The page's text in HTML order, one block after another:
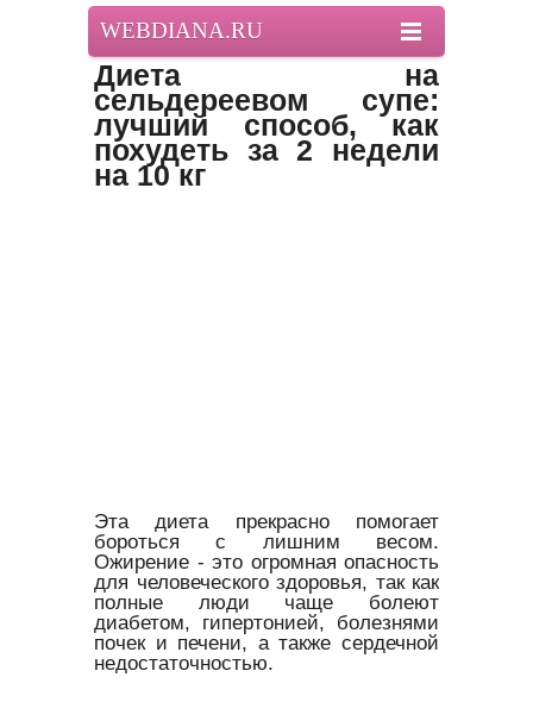
WEBDIANA.RU
Диета на
сельдереевом супе:
лучший способ, как
похудеть за 2 недели
на 10 кг
Эта диета прекрасно помогает
бороться с лишним весом.
Ожирение - это огромная опасность
для человеческого здоровья, так как
полные люди чаще болеют
диабетом, гипертонией, болезнями
почек и печени, а также сердечной
недостаточностью.